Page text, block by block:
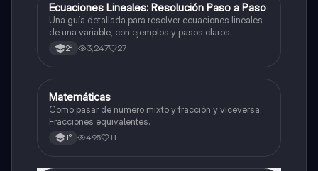
Matemáticas
Ecuaciones Lineales: Resolución Paso a Paso
Una guía detallada para resolver ecuaciones lineales
de una variable, con ejemplos y pasos claros.
2° 3,247 27
Matemáticas
Matemáticas
Como pasar de numero mixto y fracción y viceversa.
Fracciones equivalentes.
1° 495 11